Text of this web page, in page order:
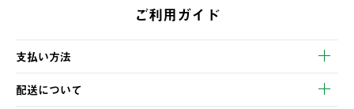
ご利用ガイド
支払い方法
以下のいずれかの方法でお支払いいただけます。
・クレジットカード決済
配送について